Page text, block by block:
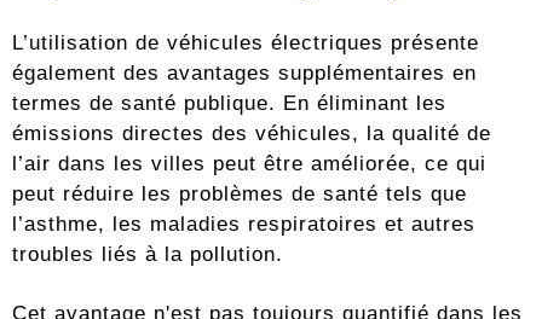
L’utilisation de véhicules électriques présente
également des avantages supplémentaires en
termes de santé publique. En éliminant les
émissions directes des véhicules, la qualité de
l’air dans les villes peut être améliorée, ce qui
peut réduire les problèmes de santé tels que
l’asthme, les maladies respiratoires et autres
troubles liés à la pollution.
Cet avantage n'est pas toujours quantifié dans les